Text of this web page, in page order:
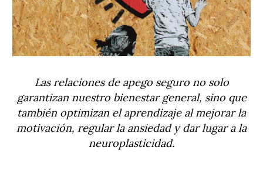
Las relaciones de apego seguro no solo
garantizan nuestro bienestar general, sino que
también optimizan el aprendizaje al mejorar la
motivación, regular la ansiedad y dar lugar a la
neuroplasticidad.